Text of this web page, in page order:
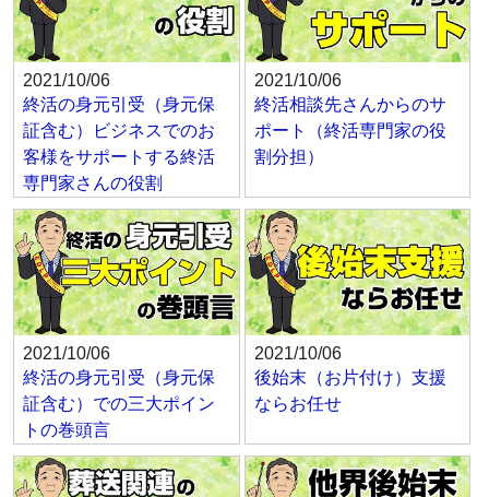
2021/10/06
終活の身元引受（身元保
証含む）ビジネスでのお
客様をサポートする終活
専門家さんの役割
2021/10/06
終活相談先さんからのサ
ポート（終活専門家の役
割分担）
2021/10/06
終活の身元引受（身元保
証含む）での三大ポイン
トの巻頭言
2021/10/06
後始末（お片付け）支援
ならお任せ